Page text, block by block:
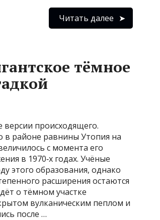
Читать далее
тёмное
версии происходящего.
в районе равнины Утопия на
с момента его
в 1970‑х годах. Учёные
этого образования, однако
расширения остаются
о тёмном участке
вулканическим пеплом и
после …